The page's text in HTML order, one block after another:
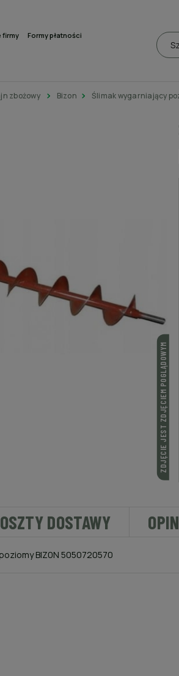
firmy Formy płatności
zbożowy Bizon Ślimak wygarniający
ZDJĘCIE JEST ZDJĘCIEM POGLĄDOWYM
DOSTAWY
BIZ0N 5050720570